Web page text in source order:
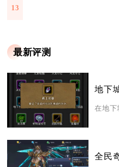
13
最新评测
在地下